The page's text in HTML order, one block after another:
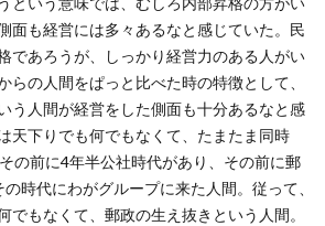
面も経営には多々あるなと感じていた。民
であろうが、しっかり経営力のある人がい
らの人間をぱっと比べた時の特徴として、
う人間が経営をした側面も十分あるなと感
天下りでも何でもなくて、たまたま同時
の前に4年半公社時代があり、その前に郵
時代にわがグループに来た人間。従って、
でもなくて、郵政の生え抜きという人間。